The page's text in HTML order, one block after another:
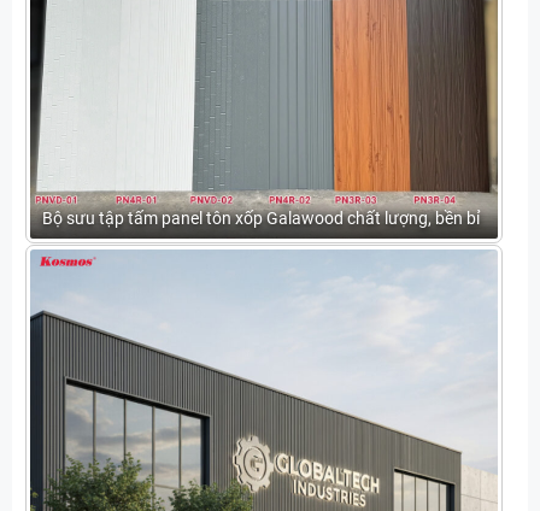
Bộ sưu tập tấm panel tôn xốp Galawood chất lượng, bền bỉ